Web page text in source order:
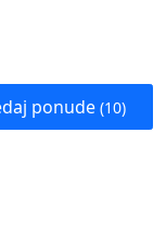
ponude (10)